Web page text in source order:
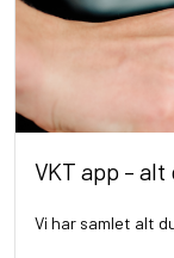
VKT app –
Vi har samlet alt